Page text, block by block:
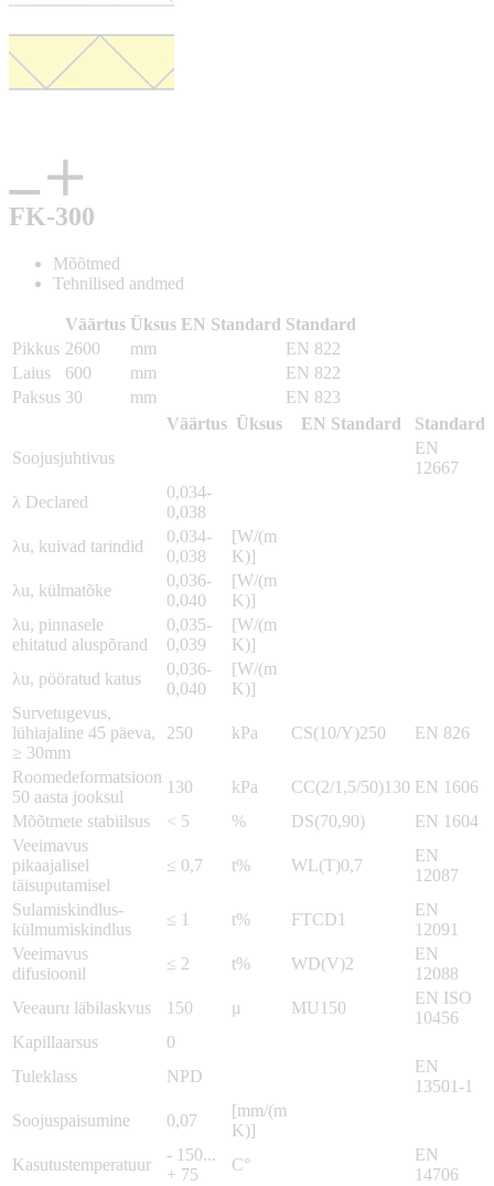
FK-300
Mõõtmed
Tehnilised andmed
Väärtus Üksus EN Standard Standard
Pikkus 2600 mm
EN 822
Laius
600 mm
EN 822
Paksus 30 mm
EN 823
Väärtus Üksus EN Standard
Standard
Soojusjuhtivus
EN
12667
λ Declared
0,034-
0,038
λu, kuivad tarindid
0,034-
0,038
[W/(m
K)]
λu, külmatõke
0,036-
0,040
[W/(m
K)]
λu, pinnasele
ehitatud aluspõrand
0,035-
0,039
[W/(m
K)]
λu, pööratud katus
0,036-
0,040
[W/(m
K)]
Survetugevus,
lühiajaline 45 päeva,
≥ 30mm
250 kPa CS(10/Y)250 EN 826
Roomedeformatsioon
50 aasta jooksul
130 kPa CC(2/1,5/50)130 EN 1606
Mõõtmete stabiilsus
< 5 % DS(70,90)
EN 1604
Veeimavus
pikaajalisel
täisuputamisel
≤ 0,7 t% WL(T)0,7
EN
12087
Sulamiskindlus-
külmumiskindlus
≤ 1 t% FTCD1
EN
12091
Veeimavus
difusioonil
≤ 2 t% WD(V)2
EN
12088
Veeauru läbilaskvus
150 μ MU150
EN ISO
10456
Kapillaarsus
0
Tuleklass
NPD
EN
13501-1
Soojuspaisumine
0,07
[mm/(m
K)]
Kasutustemperatuur
- 150...
+ 75
C°
EN
14706